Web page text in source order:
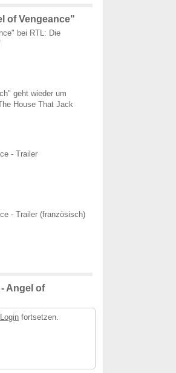
of Vengeance"
bei RTL: Die
geht wieder um
House That Jack
- Trailer
- Trailer (französisch)
Angel of
fortsetzen.